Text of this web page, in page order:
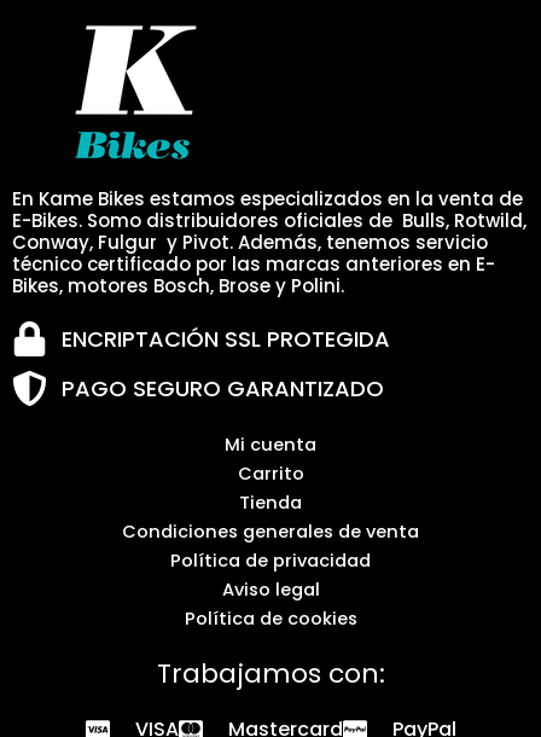
En Kame Bikes estamos especializados en la venta de
E-Bikes. Somo distribuidores oficiales de Bulls, Rotwild,
Conway, Fulgur y Pivot. Además, tenemos servicio
técnico certificado por las marcas anteriores en E-
Bikes, motores Bosch, Brose y Polini.
ENCRIPTACIÓN SSL PROTEGIDA
PAGO SEGURO GARANTIZADO
Mi cuenta
Carrito
Tienda
Condiciones generales de venta
Política de privacidad
Aviso legal
Política de cookies
Trabajamos con:
VISA Mastercard PayPal